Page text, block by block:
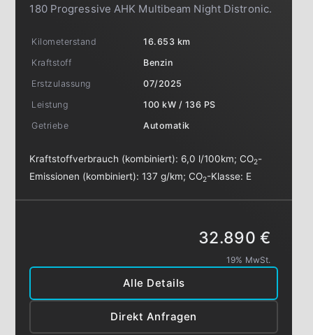
180 Progressive AHK Multibeam Night Distronic.
Kilometerstand
16.653 km
Kraftstoff
Benzin
Erstzulassung
07/2025
Leistung
100 kW / 136 PS
Getriebe
Automatik
Kraftstoffverbrauch (kombiniert): 6,0 l/100km;CO2-
Emissionen (kombiniert):137 g/km;CO2-Klasse: E
Alle Details
Direkt Anfragen
32.890 €
19% MwSt.